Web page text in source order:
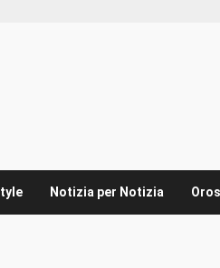
Notizia per Notizia